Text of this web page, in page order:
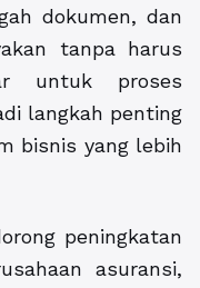
dokumen, dan
tanpa harus
untuk proses
langkah penting
bisnis yang lebih
peningkatan
asuransi,